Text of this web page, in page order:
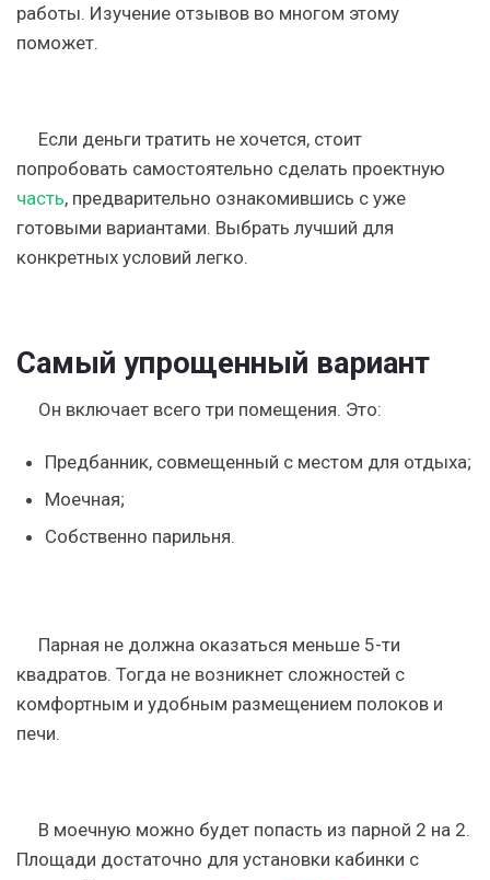
работы. Изучение отзывов во многом этому
поможет.
Если деньги тратить не хочется, стоит
попробовать самостоятельно сделать проектную
часть, предварительно ознакомившись с уже
готовыми вариантами. Выбрать лучший для
конкретных условий легко.
Самый упрощенный вариант
Он включает всего три помещения. Это:
Предбанник, совмещенный с местом для отдыха;
Моечная;
Собственно парильня.
Парная не должна оказаться меньше 5-ти
квадратов. Тогда не возникнет сложностей с
комфортным и удобным размещением полоков и
печи.
В моечную можно будет попасть из парной 2 на 2.
Площади достаточно для установки кабинки с